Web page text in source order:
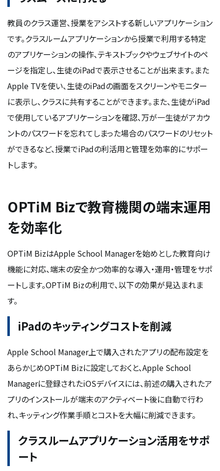
教員のクラス運営、授業をアシストする新しいアプリケーション
です。クラスルームアプリケーションから授業で利用する特定
のアプリケーションの操作、テキストブックやウェブサイトのペ
ージを指定し、生徒のiPadで表示させることが出来ます。また
Apple TVを使い、生徒のiPadの画面をスクリーンやモニター
に表示し、クラスに共有することができます。また、生徒がiPad
で使用しているアプリケーションを確認、万が一生徒がアカウ
ントのパスワードを忘れてしまった場合のパスワードのリセット
ができるなど、授業でiPadの利活用と管理を効率的にサポー
トします。
OPTiM Bizで教育機関の端末運用
を効率化
OPTiM BizはApple School Managerを始めとした教育向け
機能に対応、端末の安全かつ効率的な導入・運用・管理をサポ
ートします。OPTiM Bizの利用で、以下の効果が見込まれま
す。
iPadのキッティングコストを削減
Apple School Manager上で購入されたアプリの配布設定を
あらかじめOPTiM Bizに設定しておくと、Apple School
Managerに登録されたiOSデバイスには、前述の購入されたア
プリのインストールが端末のアクティベート後に自動で行わ
れ、キッティング作業手順とコストを大幅に削減できます。
クラスルームアプリケーション活用をサポ
ート